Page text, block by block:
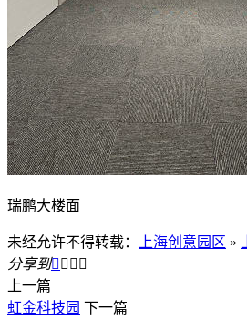
瑞鹏大楼面
未经允许不得转载： 上海创意园区 »
分享到   
上一篇
虹金科技园 下一篇